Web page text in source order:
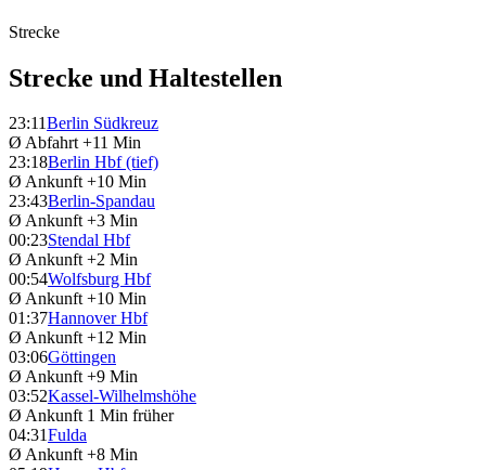
Strecke
Strecke und Haltestellen
23:11Berlin Südkreuz
Ø Abfahrt +11 Min
23:18Berlin Hbf (tief)
Ø Ankunft +10 Min
23:43Berlin-Spandau
Ø Ankunft +3 Min
00:23Stendal Hbf
Ø Ankunft +2 Min
00:54Wolfsburg Hbf
Ø Ankunft +10 Min
01:37Hannover Hbf
Ø Ankunft +12 Min
03:06Göttingen
Ø Ankunft +9 Min
03:52Kassel-Wilhelmshöhe
Ø Ankunft 1 Min früher
04:31Fulda
Ø Ankunft +8 Min